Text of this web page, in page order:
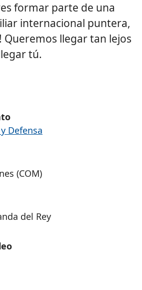
formar parte de una
internacional puntera,
Queremos llegar tan lejos
tú.
Defensa
(COM)
del Rey